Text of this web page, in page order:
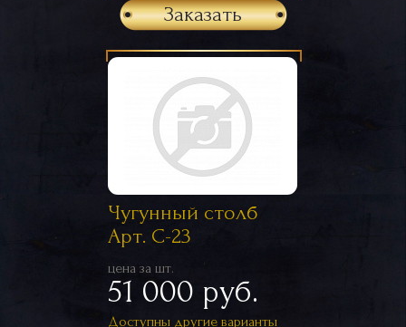
Заказать
Чугунный столб
Арт. С-23
цена за шт.
51 000 руб.
Доступны другие варианты